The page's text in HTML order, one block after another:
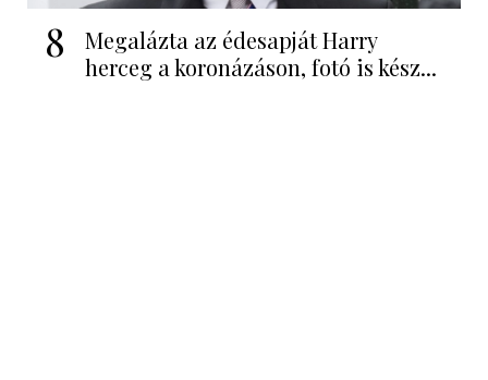
8
Megalázta az édesapját Harry
herceg a koronázáson, fotó is kész...